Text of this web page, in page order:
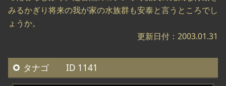
みるかぎり将来の我が家の水族群も安泰と言うところでし
ょうか。
更新日付：2003.01.31
タナゴ ID 1141